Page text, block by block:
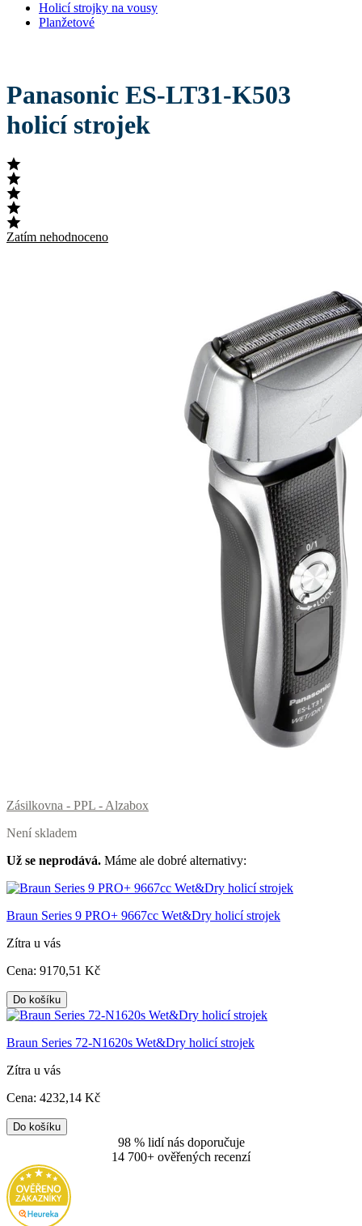
Holicí strojky na vousy
Planžetové
Panasonic ES-LT31-K503
holicí strojek
Zatím nehodnoceno
Zásilkovna - PPL - Alzabox
Není skladem
Už se neprodává. Máme ale dobré alternativy:
Braun Series 9 PRO+ 9667cc Wet&Dry holicí strojek
Zítra u vás
Cena: 9170,51 Kč
Do košíku
Braun Series 72-N1620s Wet&Dry holicí strojek
Zítra u vás
Cena: 4232,14 Kč
Do košíku
98 % lidí nás doporučuje
14 700+ ověřených recenzí